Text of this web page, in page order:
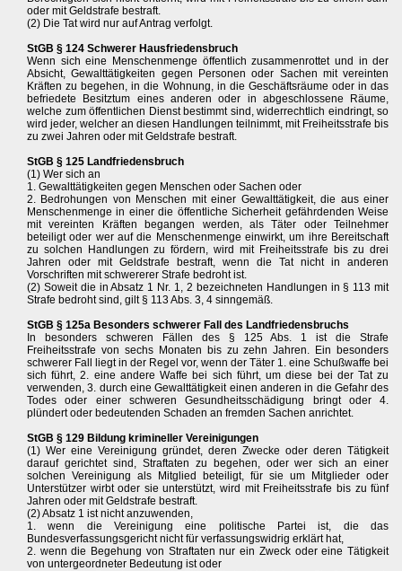
oder mit Geldstrafe bestraft.
(2) Die Tat wird nur auf Antrag verfolgt.
StGB § 124 Schwerer Hausfriedensbruch
Wenn sich eine Menschenmenge öffentlich zusammenrottet und in der
Absicht, Gewalttätigkeiten gegen Personen oder Sachen mit vereinten
Kräften zu begehen, in die Wohnung, in die Geschäftsräume oder in das
befriedete Besitztum eines anderen oder in abgeschlossene Räume,
welche zum öffentlichen Dienst bestimmt sind, widerrechtlich eindringt, so
wird jeder, welcher an diesen Handlungen teilnimmt, mit Freiheitsstrafe bis
zu zwei Jahren oder mit Geldstrafe bestraft.
StGB § 125 Landfriedensbruch
(1) Wer sich an
1. Gewalttätigkeiten gegen Menschen oder Sachen oder
2. Bedrohungen von Menschen mit einer Gewalttätigkeit, die aus einer
Menschenmenge in einer die öffentliche Sicherheit gefährdenden Weise
mit vereinten Kräften begangen werden, als Täter oder Teilnehmer
beteiligt oder wer auf die Menschenmenge einwirkt, um ihre Bereitschaft
zu solchen Handlungen zu fördern, wird mit Freiheitsstrafe bis zu drei
Jahren oder mit Geldstrafe bestraft, wenn die Tat nicht in anderen
Vorschriften mit schwererer Strafe bedroht ist.
(2) Soweit die in Absatz 1 Nr. 1, 2 bezeichneten Handlungen in § 113 mit
Strafe bedroht sind, gilt § 113 Abs. 3, 4 sinngemäß.
StGB § 125a Besonders schwerer Fall des Landfriedensbruchs
In besonders schweren Fällen des § 125 Abs. 1 ist die Strafe
Freiheitsstrafe von sechs Monaten bis zu zehn Jahren. Ein besonders
schwerer Fall liegt in der Regel vor, wenn der Täter 1. eine Schußwaffe bei
sich führt, 2. eine andere Waffe bei sich führt, um diese bei der Tat zu
verwenden, 3. durch eine Gewalttätigkeit einen anderen in die Gefahr des
Todes oder einer schweren Gesundheitsschädigung bringt oder 4.
plündert oder bedeutenden Schaden an fremden Sachen anrichtet.
StGB § 129 Bildung krimineller Vereinigungen
(1) Wer eine Vereinigung gründet, deren Zwecke oder deren Tätigkeit
darauf gerichtet sind, Straftaten zu begehen, oder wer sich an einer
solchen Vereinigung als Mitglied beteiligt, für sie um Mitglieder oder
Unterstützer wirbt oder sie unterstützt, wird mit Freiheitsstrafe bis zu fünf
Jahren oder mit Geldstrafe bestraft.
(2) Absatz 1 ist nicht anzuwenden,
1. wenn die Vereinigung eine politische Partei ist, die das
Bundesverfassungsgericht nicht für verfassungswidrig erklärt hat,
2. wenn die Begehung von Straftaten nur ein Zweck oder eine Tätigkeit
von untergeordneter Bedeutung ist oder